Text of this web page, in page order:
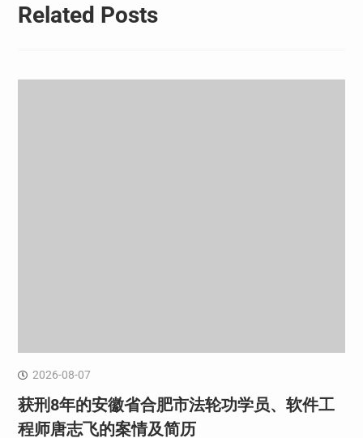
Related Posts
2026-08-07
获刑8年的安徽省合肥市法轮功学员、软件工
程师唐志飞的案情及简历